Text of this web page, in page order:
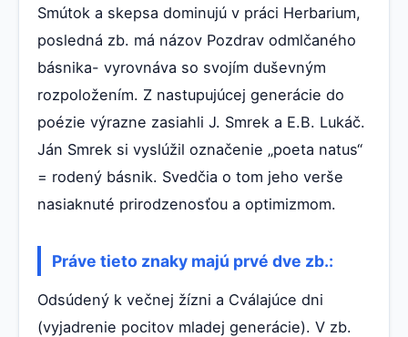
Smútok a skepsa dominujú v práci Herbarium,
posledná zb. má názov Pozdrav odmlčaného
básnika- vyrovnáva so svojím duševným
rozpoložením. Z nastupujúcej generácie do
poézie výrazne zasiahli J. Smrek a E.B. Lukáč.
Ján Smrek si vyslúžil označenie „poeta natus“
= rodený básnik. Svedčia o tom jeho verše
nasiaknuté prirodzenosťou a optimizmom.
Práve tieto znaky majú prvé dve zb.:
Odsúdený k večnej žízni a Cválajúce dni
(vyjadrenie pocitov mladej generácie). V zb.